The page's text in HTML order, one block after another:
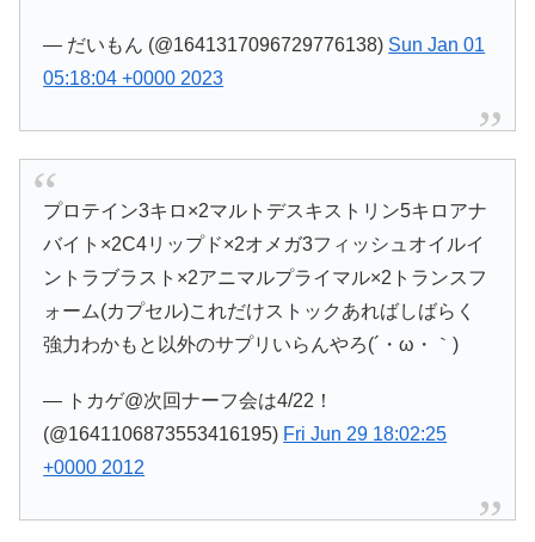
— だいもん (@1641317096729776138) Sun Jan 01
05:18:04 +0000 2023
プロテイン3キロ×2マルトデスキストリン5キロアナ
バイト×2C4リップド×2オメガ3フィッシュオイルイ
ントラブラスト×2アニマルプライマル×2トランスフ
ォーム(カプセル)これだけストックあればしばらく
強力わかもと以外のサプリいらんやろ(´・ω・｀)
— トカゲ@次回ナーフ会は4/22！
(@1641106873553416195) Fri Jun 29 18:02:25
+0000 2012